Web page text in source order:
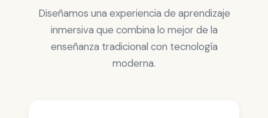
Diseñamos una experiencia de aprendizaje
inmersiva que combina lo mejor de la
enseñanza tradicional con tecnología
moderna.